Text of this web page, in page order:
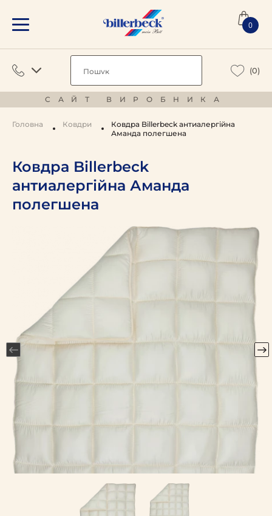
0
(0)
САЙТ ВИРОБНИКА
Головна Ковдри
Ковдра Billerbeck антиалергійна
Аманда полегшена
Ковдра Billerbeck
антиалергійна Аманда
полегшена